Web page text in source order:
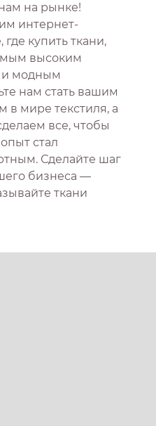
на рынке!
интернет-
купить ткани,
высоким
и модным
нам стать вашим
мире текстиля, а
все, чтобы
стал
Сделайте шаг
бизнеса —
ткани